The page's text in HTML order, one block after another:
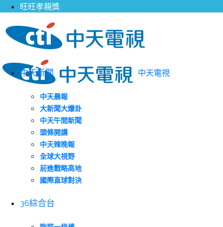
旺旺孝親獎
中天電視
中天新聞
中天晨報
大新聞大爆卦
中天午間新聞
頭條開講
中天辣晚報
全球大視野
前進戰略高地
國際直球對決
36綜合台